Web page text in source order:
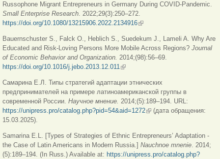
Russophone Migrant Entrepreneurs in Germany During COVID-Pandemic.
Small Enterprise Research. 2022;29(3):250–272.
https://doi.org/10.1080/13215906.2022.2134916(внешняя ссылка)
Bauernschuster S., Falck O., Heblich S., Suedekum J., Lameli A. Why Are
Educated and Risk-Loving Persons More Mobile Across Regions? Journal
of Economic Behavior and Organization. 2014;(98):56–69.
https://doi.org/10.1016/j.jebo.2013.12.011(внешняя ссылка)
Самарина Е.Л. Типы стратегий адаптации этнических
предпринимателей на примере латиноамериканской группы в
современной России. Научное мнение. 2014;(5):189–194. URL:
https://unipress.pro/catalog.php?pid=54&aid=1272(внешняя ссылка)
(дата обращения:
15.03.2025).
Samarina E.L. [Types of Strategies of Ethnic Entrepreneurs’ Adaptation -
the Case of Latin Americans in Modern Russia.] Nauchnoe mnenie. 2014;
(5):189–194. (In Russ.) Available at: https://unipress.pro/catalog.php?